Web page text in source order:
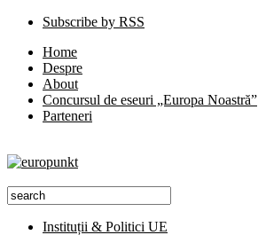
Subscribe by RSS
Home
Despre
About
Concursul de eseuri „Europa Noastră”
Parteneri
Instituții & Politici UE